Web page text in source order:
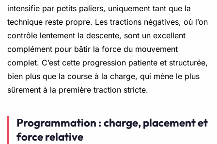
intensifie par petits paliers, uniquement tant que la
technique reste propre. Les tractions négatives, où l’on
contrôle lentement la descente, sont un excellent
complément pour bâtir la force du mouvement
complet. C’est cette progression patiente et structurée,
bien plus que la course à la charge, qui mène le plus
sûrement à la première traction stricte.
Programmation : charge, placement et
force relative